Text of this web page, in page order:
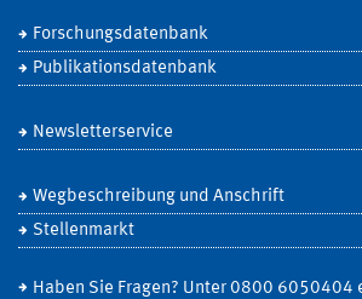
Forschungsdatenbank
Publikationsdatenbank
Newsletterservice
Wegbeschreibung und Anschrift
Stellenmarkt
Haben Sie Fragen? Unter 0800 6050404